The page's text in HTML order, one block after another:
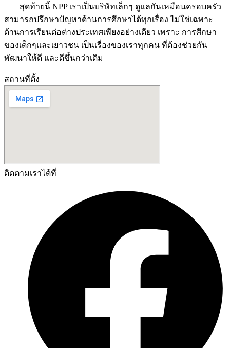
สุดท้ายนี้ NPP เราเป็นบริษัทเล็กๆ ดูแลกันเหมือนครอบครัว
สามารถปรึกษาปัญหาด้านการศึกษาได้ทุกเรื่อง ไม่ใช่เฉพาะ
ด้านการเรียนต่อต่างประเทศเพียงอย่างเดียว เพราะ การศึกษา
ของเด็กๆและเยาวชน เป็นเรื่องของเราทุกคน ที่ต้องช่วยกัน
พัฒนาให้ดี และดีขึ้นกว่าเดิม
สถานที่ตั้ง
ติดตามเราได้ที่